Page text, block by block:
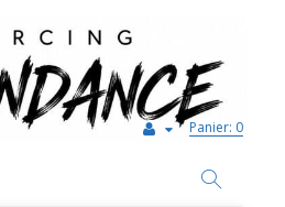
Panier: 0